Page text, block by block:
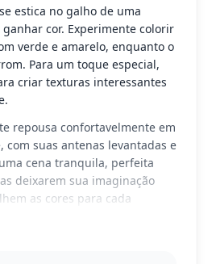
estica no galho de uma
cor. Experimente colorir
verde e amarelo, enquanto o
Para um toque especial,
criar texturas interessantes
repousa confortavelmente em
com suas antenas levantadas e
cena tranquila, perfeita
deixarem sua imaginação
as cores para cada
para o fundo ao redor dele.